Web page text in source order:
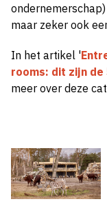
maar zeker ook
In het artikel '
rooms: dit zijn de
meer over deze